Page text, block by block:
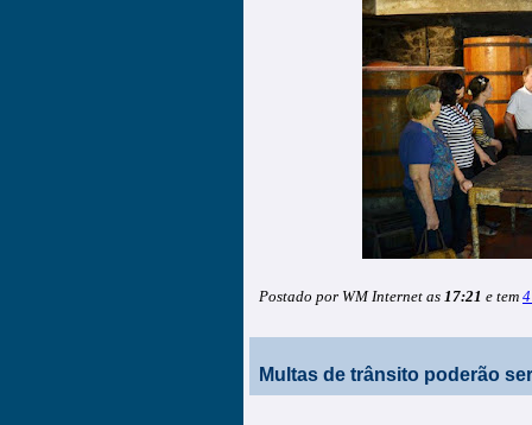
Postado por WM Internet as 17:21 e tem
Multas de trânsito poderão